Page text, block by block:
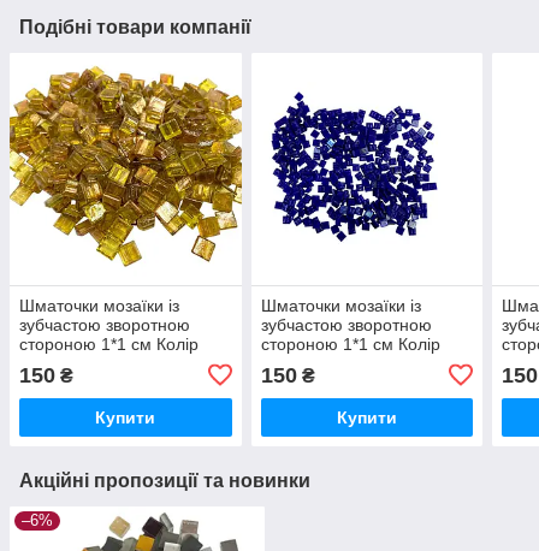
Подібні товари компанії
Шматочки мозаїки із
зубчастою зворотною
стороною 1*1 см Колір
штук 200 грам) Форма
квадрат
150 ₴
Купити
Шматочки мозаїки із
зубчастою зворотною
стороною 1*1 см Колір
синій із блиском срібним
(300 штук 200 грам)
Форма квадрат
150₴
Купити
150
Акційні пропозиції та новинки
–6%